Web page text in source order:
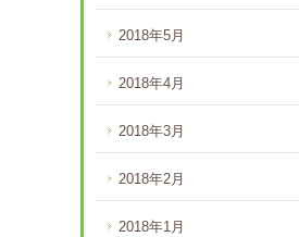
2018年5月
2018年4月
2018年3月
2018年2月
2018年1月